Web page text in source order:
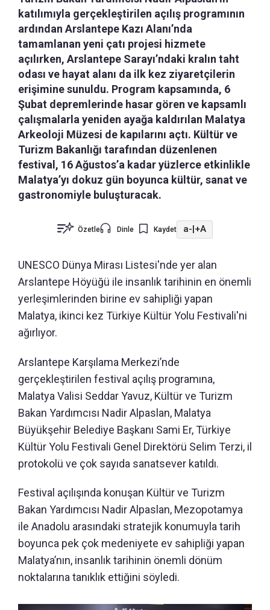
katılımıyla gerçekleştirilen açılış programının
ardından Arslantepe Kazı Alanı’nda
tamamlanan yeni çatı projesi hizmete
açılırken, Arslantepe Sarayı’ndaki kralın taht
odası ve hayat alanı da ilk kez ziyaretçilerin
erişimine sunuldu. Program kapsamında, 6
Şubat depremlerinde hasar gören ve kapsamlı
çalışmalarla yeniden ayağa kaldırılan Malatya
Arkeoloji Müzesi de kapılarını açtı. Kültür ve
Turizm Bakanlığı tarafından düzenlenen
festival, 16 Ağustos’a kadar yüzlerce etkinlikle
Malatya’yı dokuz gün boyunca kültür, sanat ve
gastronomiyle buluşturacak.
Özetle Dinle Kaydet a-|+A
UNESCO Dünya Mirası Listesi'nde yer alan
Arslantepe Höyüğü ile insanlık tarihinin en önemli
yerleşimlerinden birine ev sahipliği yapan
Malatya, ikinci kez Türkiye Kültür Yolu Festivali'ni
ağırlıyor.
Arslantepe Karşılama Merkezi’nde
gerçekleştirilen festival açılış programına,
Malatya Valisi Seddar Yavuz, Kültür ve Turizm
Bakan Yardımcısı Nadir Alpaslan, Malatya
Büyükşehir Belediye Başkanı Sami Er, Türkiye
Kültür Yolu Festivali Genel Direktörü Selim Terzi, il
protokolü ve çok sayıda sanatsever katıldı.
Festival açılışında konuşan Kültür ve Turizm
Bakan Yardımcısı Nadir Alpaslan, Mezopotamya
ile Anadolu arasındaki stratejik konumuyla tarih
boyunca pek çok medeniyete ev sahipliği yapan
Malatya’nın, insanlık tarihinin önemli dönüm
noktalarına tanıklık ettiğini söyledi.